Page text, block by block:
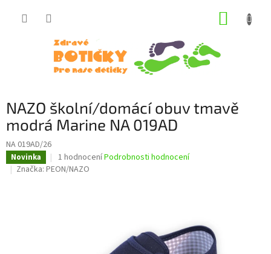
NAZO školní/domácí obuv tmavě
modrá Marine NA 019AD
NA 019AD/26
Novinka
Průměrné
hodnocení
1 hodnoceníPodrobnosti hodnocení
Značka: PEON/NAZO